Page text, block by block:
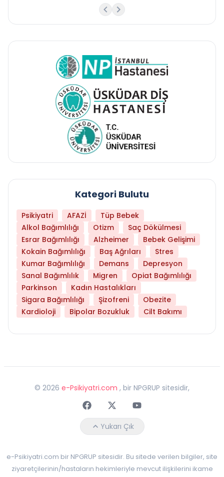
Kategori Bulutu
Psikiyatri AFAZİ
Tüp Bebek
Alkol Bağımlılığı
Otizm
Saç Dökülmesi
Esrar Bağımlılığı
Alzheimer
Bebek Gelişimi
Kokain Bağımlılığı
Baş Ağrıları
Stres
Kumar Bağımlılığı
Demans
Depresyon
Sanal Bağımlılık
Migren
Opiat Bağımlılığı
Parkinson
Kadın Hastalıkları
Sigara Bağımlılığı
Şizofreni
Obezite
Kardioloji
Bipolar Bozukluk Cilt Bakımı
© 2026 e-Psikiyatri.com , bir NPGRUP sitesidir,
FaceebokTwitterYoutube
Yukarı Çık
e-Psikiyatri.com bir NPGRUP sitesidir. Bu sitede verilen bilgiler, site
ziyaretçilerinin/hastaların hekimleriyle mevcut ilişkilerini ikame